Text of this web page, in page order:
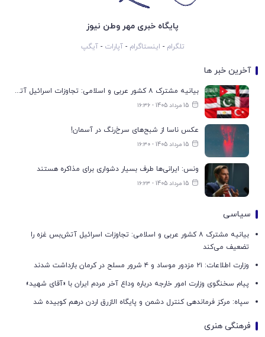
پایگاه خبری مهر وطن نیوز
تلگرام - اینستاگرام -آپارات -آیگپ
آخرین خبر ها
بیانیه مشترک ۸ کشور عربی و اسلامی: تجاوزات اسرائیل آتش‌بس غزه را تضعیف می‌کند
15 مرداد 1405 - ۱۶:۳۶
عکس ناسا از شبح‌های سرخ‌رنگ در آسمان!
15 مرداد 1405 - ۱۶:۳۰
ونس: ایرانی‌ها طرف بسیار دشواری برای مذاکره هستند
15 مرداد 1405 - ۱۶:۲۳
سیاسی
بیانیه مشترک ۸ کشور عربی و اسلامی: تجاوزات اسرائیل آتش‌بس غزه را
تضعیف می‌کند
وزارت اطلاعات: ۲۱ مزدور موساد و ۴ شرور مسلح در کرمان بازداشت شدند
پیام سخنگوی وزارت امور خارجه درباره وداع آخر مردم ایران با «آقای شهید»
سپاه: مرکز فرماندهی کنترل دشمن و پایگاه الازرق اردن درهم کوبیده شد
فرهنگی هنری